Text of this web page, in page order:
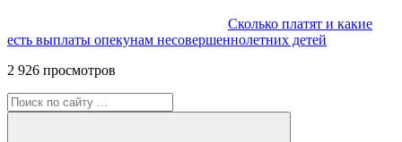
Сколько платят и какие
есть выплаты опекунам несовершеннолетних детей
2 926 просмотров